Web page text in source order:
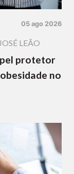
05 ago 2026
JOSÉ LEÃO
protetor
no